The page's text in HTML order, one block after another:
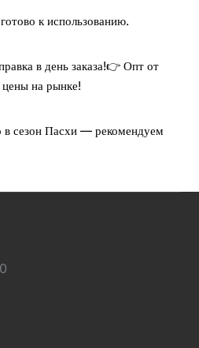
к использованию.
в день заказа!👉 Опт от
на рынке!
в сезон Пасхи — рекомендуем